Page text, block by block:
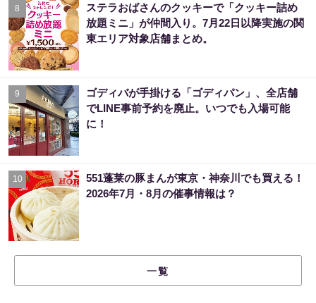
8
ステラおばさんのクッキーで「クッキー詰め
放題ミニ」が仲間入り。7月22日以降実施の関
東エリア対象店舗まとめ。
9
ゴディバが手掛ける「ゴディパン」、全店舗
でLINE事前予約を廃止。いつでも入場可能
に！
10
551蓬莱の豚まんが東京・神奈川でも買える！
2026年7月・8月の催事情報は？
一覧